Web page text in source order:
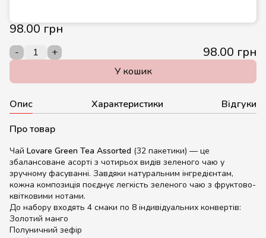
98.00 грн
- + 98.00 грн
У кошик
Опис Характеристики
Відгуки
Про товар
Чай Lovare Green Tea Assorted (32 пакетики) — це
збалансоване асорті з чотирьох видів зеленого чаю у
зручному фасуванні. Завдяки натуральним інгредієнтам,
кожна композиція поєднує легкість зеленого чаю з фруктово-
квітковими нотами.
До набору входять 4 смаки по 8 індивідуальних конвертів:
Золотий манго
Полуничний зефір